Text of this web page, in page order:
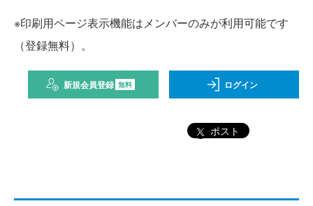
※印刷用ページ表示機能はメンバーのみが利用可能です
（登録無料）。
新規会員登録 無料 ログイン
ポスト